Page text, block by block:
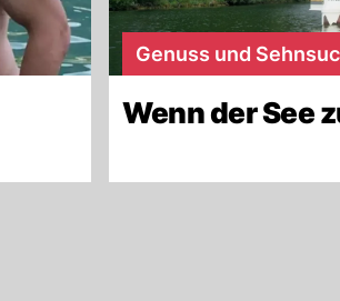
Genuss und
Wenn der See